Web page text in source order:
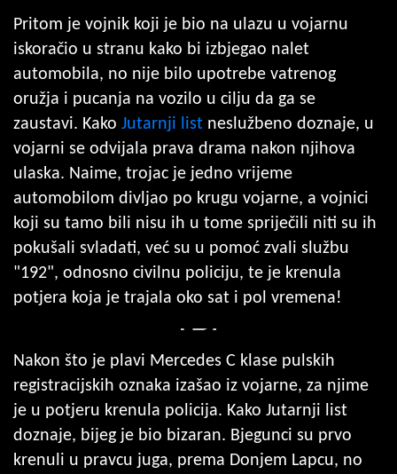
Pritom je vojnik koji je bio na ulazu u vojarnu
iskoračio u stranu kako bi izbjegao nalet
automobila, no nije bilo upotrebe vatrenog
oružja i pucanja na vozilo u cilju da ga se
zaustavi. Kako Jutarnji list neslužbeno doznaje, u
vojarni se odvijala prava drama nakon njihova
ulaska. Naime, trojac je jedno vrijeme
automobilom divljao po krugu vojarne, a vojnici
koji su tamo bili nisu ih u tome spriječili niti su ih
pokušali svladati, već su u pomoć zvali službu
"192", odnosno civilnu policiju, te je krenula
potjera koja je trajala oko sat i pol vremena!
Nakon što je plavi Mercedes C klase pulskih
registracijskih oznaka izašao iz vojarne, za njime
je u potjeru krenula policija. Kako Jutarnji list
doznaje, bijeg je bio bizaran. Bjegunci su prvo
krenuli u pravcu juga, prema Donjem Lapcu, no